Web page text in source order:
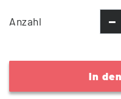
Anzahl
In